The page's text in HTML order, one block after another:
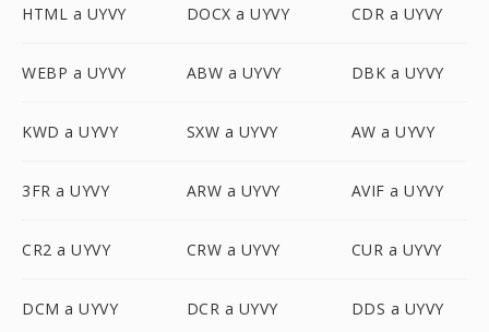
HTML a UYVY DOCX a UYVY CDR a UYVY
WEBP a UYVY ABW a UYVY DBK a UYVY
KWD a UYVY SXW a UYVY AW a UYVY
3FR a UYVY ARW a UYVY AVIF a UYVY
CR2 a UYVY CRW a UYVY CUR a UYVY
DCM a UYVY DCR a UYVY DDS a UYVY